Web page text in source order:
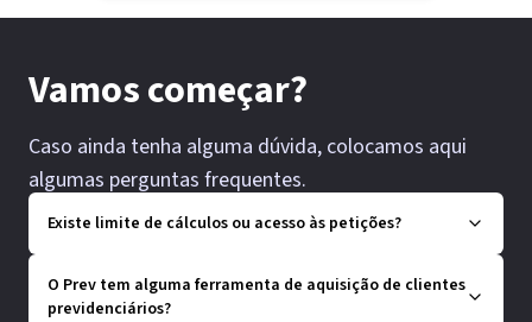
Vamos começar?
Caso ainda tenha alguma dúvida, colocamos aqui
algumas perguntas frequentes.
Existe limite de cálculos ou acesso às petições?
O Prev tem alguma ferramenta de aquisição de clientes
previdenciários?